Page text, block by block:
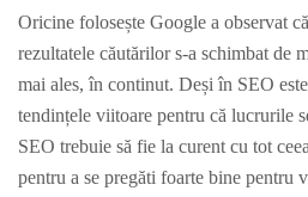
Oricine folosește Google a observat
rezultatele căutărilor s-a schimbat de
mai ales, în continut. Deși în SEO
tendințele viitoare pentru că lucrurile
SEO trebuie să fie la curent cu tot
pentru a se pregăti foarte bine pentru